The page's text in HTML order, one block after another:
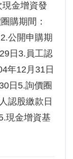
金增資發
購期間：
公開申購期
日3.員工認
年12月31日
日5.詢價圈
認股繳款日
現金增資基